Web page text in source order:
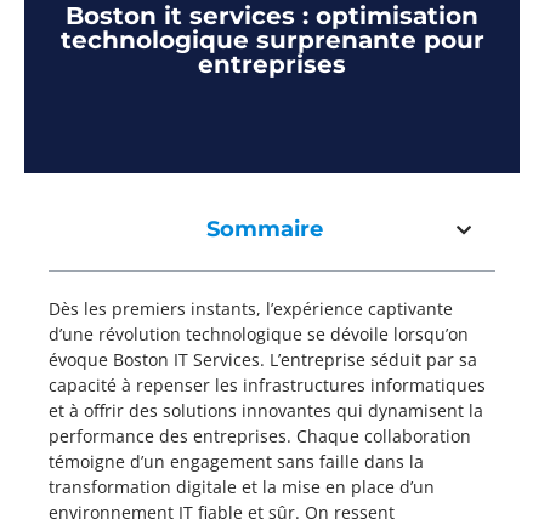
Boston it services : optimisation
technologique surprenante pour
entreprises
Sommaire
Dès les premiers instants, l’expérience captivante
d’une révolution technologique se dévoile lorsqu’on
évoque Boston IT Services. L’entreprise séduit par sa
capacité à repenser les infrastructures informatiques
et à offrir des solutions innovantes qui dynamisent la
performance des entreprises. Chaque collaboration
témoigne d’un engagement sans faille dans la
transformation digitale et la mise en place d’un
environnement IT fiable et sûr. On ressent